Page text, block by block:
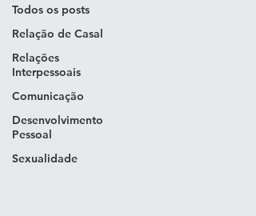
Todos os posts
Relação de Casal
Relações
Interpessoais
Comunicação
Desenvolvimento
Pessoal
Sexualidade